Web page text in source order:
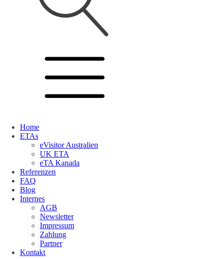
Home
ETAs
eVisitor Australien
UK ETA
eTA Kanada
Referenzen
FAQ
Blog
Internes
AGB
Newsletter
Impressum
Zahlung
Partner
Kontakt